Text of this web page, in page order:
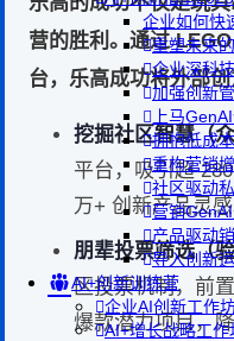
企业如何快
重塑未来
企业深科
加强创新
上马
拥抱低成
重构营销
社区驱动
营销
产品驱动
导入创新
AI+创新训练营
企业AI创新工作
AI+增长战略工作
营的胜利。通过
台，乐高成功将外部
挖掘社区智慧（众
平台，吸引超
万+ 创新产品灵
朋辈投票筛选（
区投票机制，前
爆款潜力项目，